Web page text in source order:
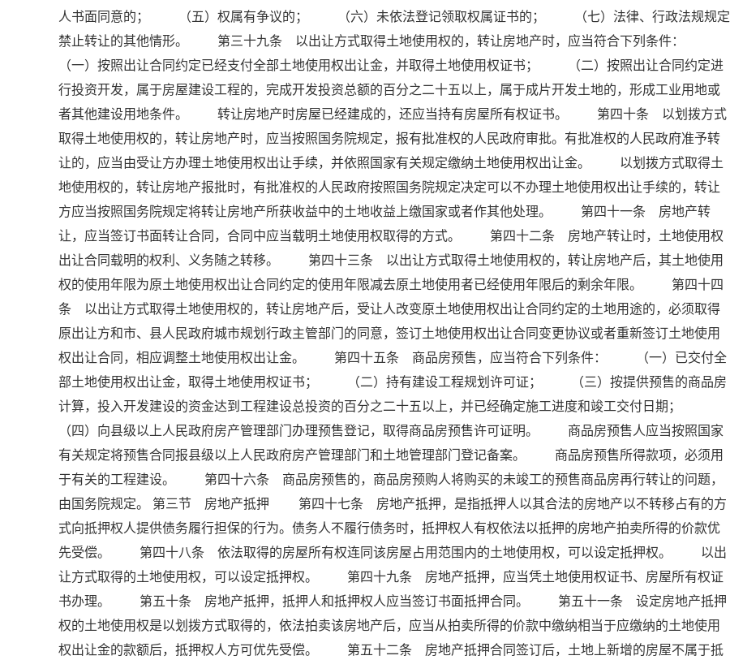
人书面同意的； （五）权属有争议的； （六）未依法登记领取权属证书的； （七）法律、行政法规规定
禁止转让的其他情形。 第三十九条 以出让方式取得土地使用权的，转让房地产时，应当符合下列条件：
（一）按照出让合同约定已经支付全部土地使用权出让金，并取得土地使用权证书； （二）按照出让合同约定进
行投资开发，属于房屋建设工程的，完成开发投资总额的百分之二十五以上，属于成片开发土地的，形成工业用地或
者其他建设用地条件。 转让房地产时房屋已经建成的，还应当持有房屋所有权证书。 第四十条 以划拨方式
取得土地使用权的，转让房地产时，应当按照国务院规定，报有批准权的人民政府审批。有批准权的人民政府准予转
让的，应当由受让方办理土地使用权出让手续，并依照国家有关规定缴纳土地使用权出让金。 以划拨方式取得土
地使用权的，转让房地产报批时，有批准权的人民政府按照国务院规定决定可以不办理土地使用权出让手续的，转让
方应当按照国务院规定将转让房地产所获收益中的土地收益上缴国家或者作其他处理。 第四十一条 房地产转
让，应当签订书面转让合同，合同中应当载明土地使用权取得的方式。 第四十二条 房地产转让时，土地使用权
出让合同载明的权利、义务随之转移。 第四十三条 以出让方式取得土地使用权的，转让房地产后，其土地使用
权的使用年限为原土地使用权出让合同约定的使用年限减去原土地使用者已经使用年限后的剩余年限。 第四十四
条 以出让方式取得土地使用权的，转让房地产后，受让人改变原土地使用权出让合同约定的土地用途的，必须取得
原出让方和市、县人民政府城市规划行政主管部门的同意，签订土地使用权出让合同变更协议或者重新签订土地使用
权出让合同，相应调整土地使用权出让金。 第四十五条 商品房预售，应当符合下列条件： （一）已交付全
部土地使用权出让金，取得土地使用权证书； （二）持有建设工程规划许可证； （三）按提供预售的商品房
计算，投入开发建设的资金达到工程建设总投资的百分之二十五以上，并已经确定施工进度和竣工交付日期；
（四）向县级以上人民政府房产管理部门办理预售登记，取得商品房预售许可证明。 商品房预售人应当按照国家
有关规定将预售合同报县级以上人民政府房产管理部门和土地管理部门登记备案。 商品房预售所得款项，必须用
于有关的工程建设。 第四十六条 商品房预售的，商品房预购人将购买的未竣工的预售商品房再行转让的问题，
由国务院规定。 第三节 房地产抵押 第四十七条 房地产抵押，是指抵押人以其合法的房地产以不转移占有的方
式向抵押权人提供债务履行担保的行为。债务人不履行债务时，抵押权人有权依法以抵押的房地产拍卖所得的价款优
先受偿。 第四十八条 依法取得的房屋所有权连同该房屋占用范围内的土地使用权，可以设定抵押权。 以出
让方式取得的土地使用权，可以设定抵押权。 第四十九条 房地产抵押，应当凭土地使用权证书、房屋所有权证
书办理。 第五十条 房地产抵押，抵押人和抵押权人应当签订书面抵押合同。 第五十一条 设定房地产抵押
权的土地使用权是以划拨方式取得的，依法拍卖该房地产后，应当从拍卖所得的价款中缴纳相当于应缴纳的土地使用
权出让金的款额后，抵押权人方可优先受偿。 第五十二条 房地产抵押合同签订后，土地上新增的房屋不属于抵